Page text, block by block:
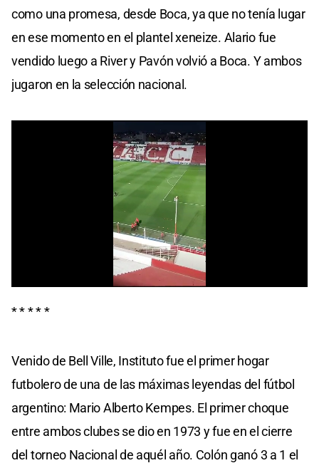
como una promesa, desde Boca, ya que no tenía lugar
en ese momento en el plantel xeneize. Alario fue
vendido luego a River y Pavón volvió a Boca. Y ambos
jugaron en la selección nacional.
of
* * * * *
Venido de Bell Ville, Instituto fue el primer hogar
futbolero de una de las máximas leyendas del fútbol
argentino: Mario Alberto Kempes. El primer choque
entre ambos clubes se dio en 1973 y fue en el cierre
del torneo Nacional de aquél año. Colón ganó 3 a 1 el